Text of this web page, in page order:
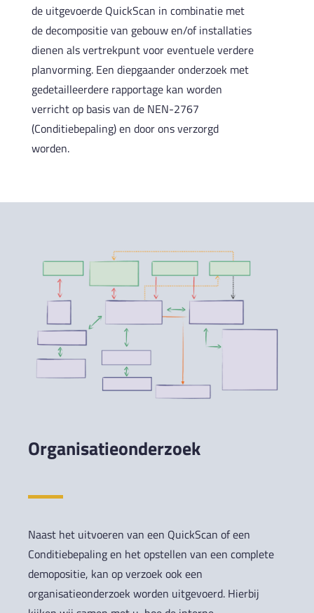
de uitgevoerde QuickScan in combinatie met
de decompositie van gebouw en/of installaties
dienen als vertrekpunt voor eventuele verdere
planvorming. Een diepgaander onderzoek met
gedetailleerdere rapportage kan worden
verricht op basis van de NEN-2767
(Conditiebepaling) en door ons verzorgd
worden.
Organisatieonderzoek
Naast het uitvoeren van een QuickScan of een
Conditiebepaling en het opstellen van een complete
demopositie, kan op verzoek ook een
organisatieonderzoek worden uitgevoerd. Hierbij